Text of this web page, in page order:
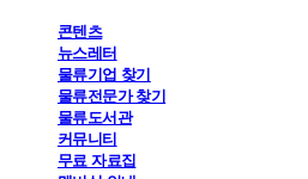
콘텐츠
뉴스레터
물류기업 찾기
물류전문가 찾기
물류도서관
커뮤니티
무료 자료집